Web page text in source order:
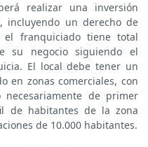
realizar una inversión
incluyendo un derecho de
franquiciado tiene total
su negocio siguiendo el
El local debe tener un
en zonas comerciales, con
de primer
de habitantes de la zona
de 10.000 habitantes.